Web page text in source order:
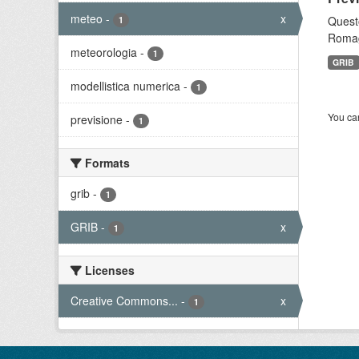
meteo - 1 x
meteorologia - 1
modellistica numerica - 1
previsione - 1
Formats
grib - 1
GRIB - 1 x
Licenses
Creative Commons... - 1 x
GRIB
You